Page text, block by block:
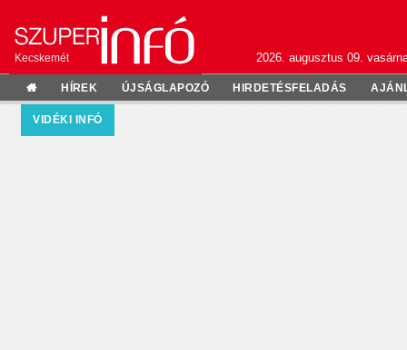
Kecskemét 2026. augusztus 09.
HÍREK ÚJSÁGLAPOZÓ HIRDETÉSFELADÁS
VIDÉKI INFÓ